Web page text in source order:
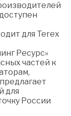
для Terex
Ресурс»
частей к
для
России